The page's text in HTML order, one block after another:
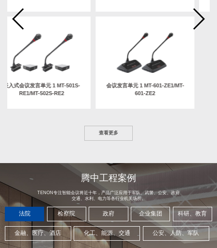
嵌入式会议发言单元 1 MT-501S-
RE1/MT-502S-RE2
会议发言单元 1 MT-601-ZE1/MT-
601-ZE2
查看更多
腾中工程案例
TENON专注智能会议将近十年，产品广泛应用于军队、武警、公安、政府
交通、水利、电力等各行业机关场所。
法院 检察院 政府 企业集团 科研、教育
金融、医疗、酒店 化工、能源、交通 公安、人防、军队